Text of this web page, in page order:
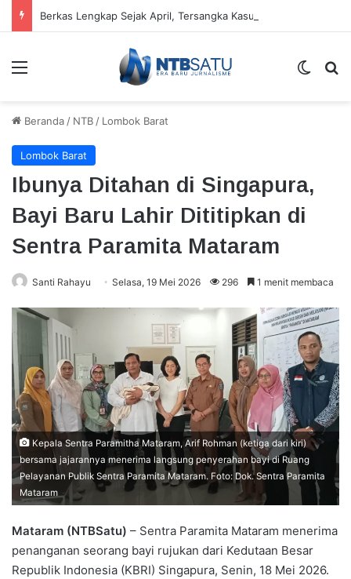
Menu
Beranda / NTB / Lombok Barat
Lombok Barat
Ibunya Ditahan di Singapura,
Bayi Baru Lahir Dititipkan di
Sentra Paramita Mataram
Santi Rahayu Selasa, 19 Mei 2026 296 1 menit membaca
Kepala Sentra Paramitha Mataram, Arif Rohman (ketiga dari kiri)
bersama jajarannya menerima langsung penyerahan bayi di Ruang
Pelayanan Publik Sentra Paramita Mataram. Foto: Dok. Sentra Paramita
Mataram
Mataram (NTBSatu) – Sentra Paramita Mataram menerima
penanganan seorang bayi rujukan dari Kedutaan Besar
Republik Indonesia (KBRI) Singapura, Senin, 18 Mei 2026.